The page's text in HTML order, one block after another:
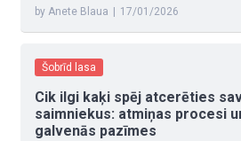
by Anete Blaua 17/01/2026
Šobrīd lasa
Cik ilgi kaķi spēj atcerēties
saimniekus: atmiņas procesi
galvenās pazīmes